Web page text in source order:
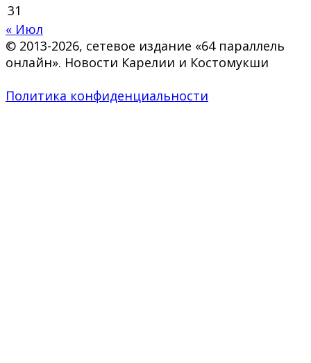
31
« Июл
© 2013-2026, сетевое издание «64 параллель
онлайн». Новости Карелии и Костомукши
Политика конфиденциальности